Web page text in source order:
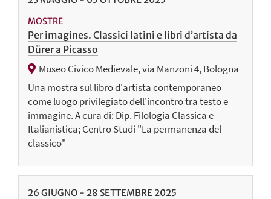
MOSTRE
Per imagines. Classici latini e libri d’artista da
Dürer a Picasso
Museo Civico Medievale, via Manzoni 4, Bologna
Una mostra sul libro d'artista contemporaneo
come luogo privilegiato dell'incontro tra testo e
immagine. A cura di: Dip. Filologia Classica e
Italianistica; Centro Studi "La permanenza del
classico"
26 GIUGNO - 28 SETTEMBRE 2025